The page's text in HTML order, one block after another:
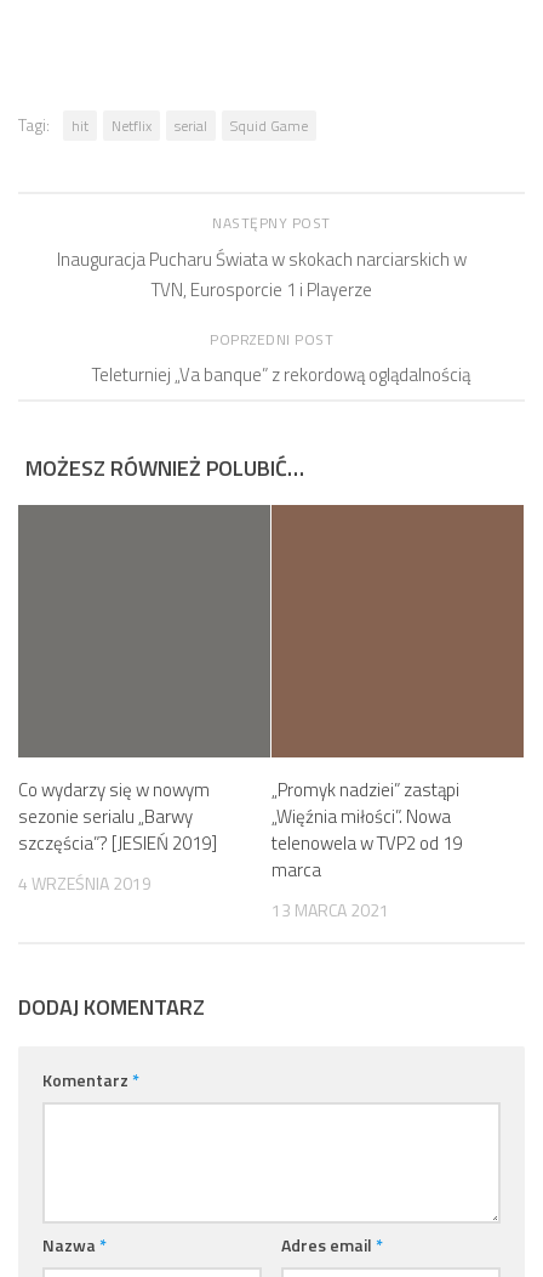
Tagi: hit Netflix serial Squid Game
NASTĘPNY POST
Inauguracja Pucharu Świata w skokach narciarskich w
TVN, Eurosporcie 1 i Playerze
POPRZEDNI POST
Teleturniej „Va banque” z rekordową oglądalnością
MOŻESZ RÓWNIEŻ POLUBIĆ…
Co wydarzy się w nowym
sezonie serialu „Barwy
szczęścia”? [JESIEŃ 2019]
4 WRZEŚNIA 2019
„Promyk nadziei” zastąpi
„Więźnia miłości”. Nowa
telenowela w TVP2 od 19
marca
13 MARCA 2021
DODAJ KOMENTARZ
Komentarz*
Nazwa* Adres email*